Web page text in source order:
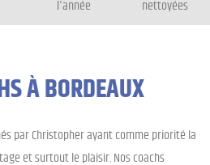
l'année
nettoyées
À BORDEAUX
par Christopher ayant comme priorité la
et surtout le plaisir. Nos coachs